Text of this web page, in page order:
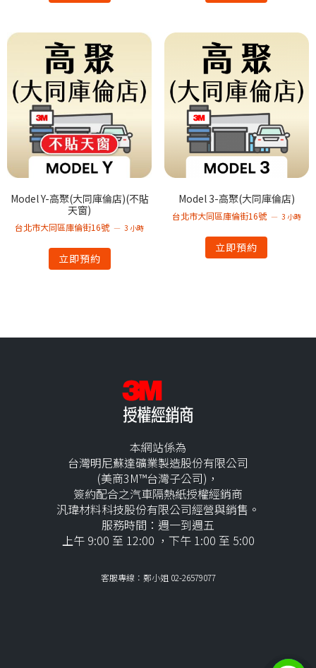
Model Y-高聚(大同庫倫店)(不貼
天窗)
台北市大同區庫倫街16號 3 小時
立即預約
Model 3-高聚(大同庫倫店)
台北市大同區庫倫街16號 3 小時
立即預約
本網站係為
台灣明尼蘇達礦業製造股份有限公司
(美商3M™台灣子公司)，
簽約配合之汽車隔熱紙授權經銷商
汎瑋材料科技股份有限公司經營與銷售。
服務時間：週一到週五
上午 9:00 至 12:00 ，下午 1:00 至 5:00
客服專線：鄭小姐 02-26579077